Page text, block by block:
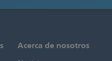
Acerca de nosotros